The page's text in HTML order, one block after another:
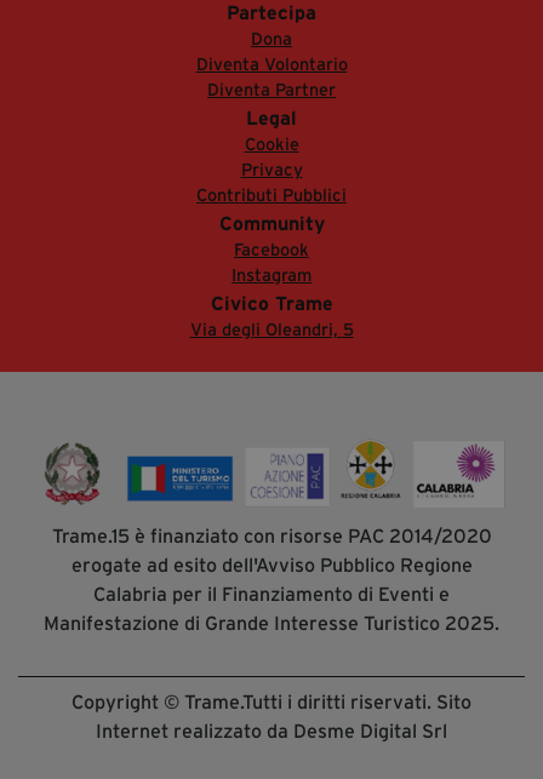
Partecipa
Dona
Diventa Volontario
Diventa Partner
Legal
Cookie
Privacy
Contributi Pubblici
Community
Facebook
Instagram
Civico Trame
Via degli Oleandri, 5
Trame.15 è finanziato con risorse PAC 2014/2020
erogate ad esito dell'Avviso Pubblico Regione
Calabria per il Finanziamento di Eventi e
Manifestazione di Grande Interesse Turistico 2025.
Copyright © Trame.Tutti i diritti riservati. Sito
Internet realizzato da Desme Digital Srl